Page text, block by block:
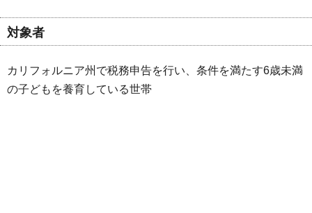
対象者
カリフォルニア州で税務申告を行い、条件を満たす6歳未満
の子どもを養育している世帯